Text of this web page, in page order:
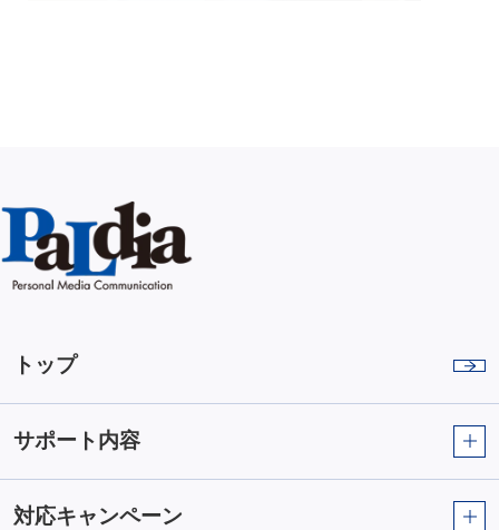
トップ
サポート内容
対応キャンペーン